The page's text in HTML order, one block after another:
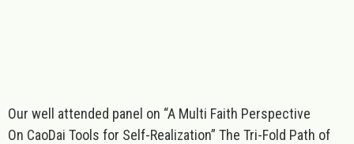
Our well attended panel on “A Multi Faith Perspective
On CaoDai Tools for Self-Realization” The Tri-Fold Path of